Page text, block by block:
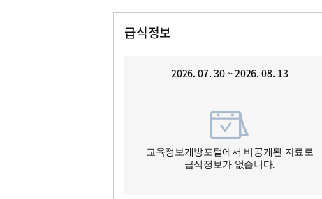
급식정보
2026. 07. 30 ~ 2026. 08. 13
교육정보개방포털에서 비공개된 자료로
급식정보가 없습니다.